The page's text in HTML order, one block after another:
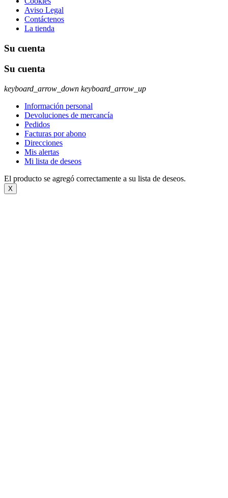
Aviso Legal
Contáctenos
La tienda
Su cuenta
Su cuenta
keyboard_arrow_down keyboard_arrow_up
Información personal
Devoluciones de mercancía
Pedidos
Facturas por abono
Direcciones
Mis alertas
Mi lista de deseos
El producto se agregó correctamente a su lista de deseos.
X